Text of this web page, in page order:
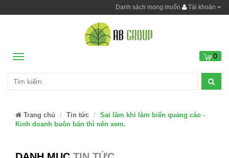
Danh sách mong muốn Tài khoản
Menu 0
Trang chủ Tin tức
Sai lầm khi làm biển quảng cáo -
Kinh doanh buôn bán thì nên xem.